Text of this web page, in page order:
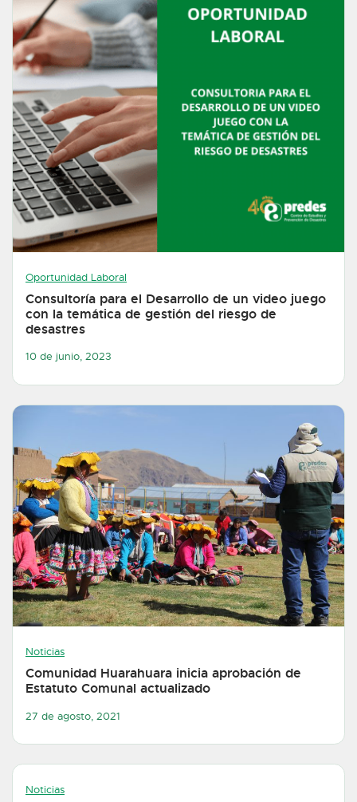
Oportunidad Laboral
Consultoría para el Desarrollo de un video juego
con la temática de gestión del riesgo de
desastres
10 de junio, 2023
Noticias
Comunidad Huarahuara inicia aprobación de
Estatuto Comunal actualizado
27 de agosto, 2021
Noticias